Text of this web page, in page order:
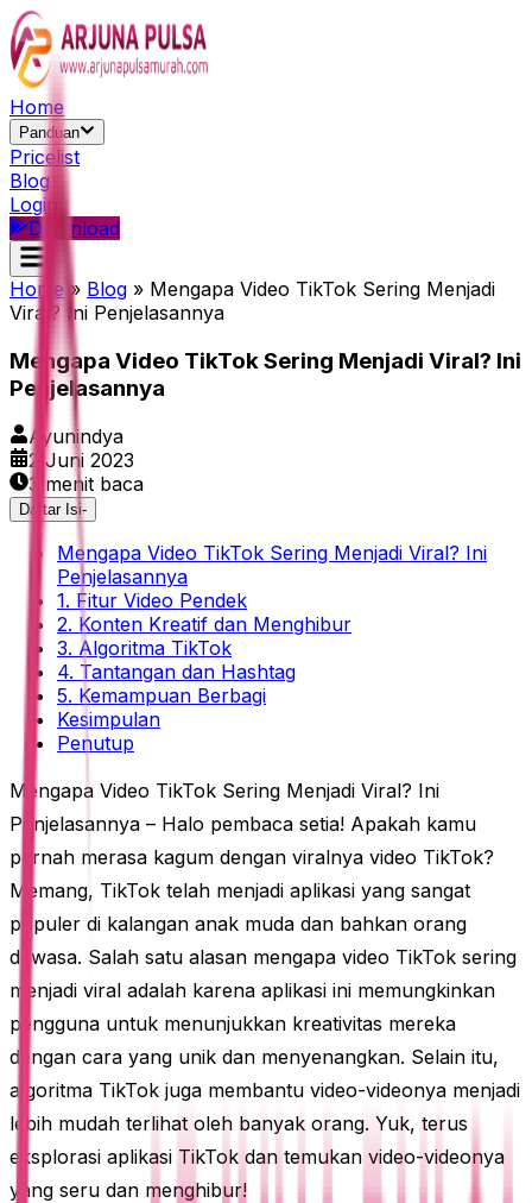
Home
Panduan
Pricelist
Blog
Login
Download
Home » Blog » Mengapa Video TikTok Sering Menjadi
Viral? Ini Penjelasannya
Mengapa Video TikTok Sering Menjadi Viral? Ini
Penjelasannya
Ayunindya
2 Juni 2023
3 menit baca
Daftar Isi-
Mengapa Video TikTok Sering Menjadi Viral? Ini
Penjelasannya
1. Fitur Video Pendek
2. Konten Kreatif dan Menghibur
3. Algoritma TikTok
4. Tantangan dan Hashtag
5. Kemampuan Berbagi
Kesimpulan
Penutup
Mengapa Video TikTok Sering Menjadi Viral? Ini
Penjelasannya – Halo pembaca setia! Apakah kamu
pernah merasa kagum dengan viralnya video TikTok?
Memang, TikTok telah menjadi aplikasi yang sangat
populer di kalangan anak muda dan bahkan orang
dewasa. Salah satu alasan mengapa video TikTok sering
menjadi viral adalah karena aplikasi ini memungkinkan
pengguna untuk menunjukkan kreativitas mereka
dengan cara yang unik dan menyenangkan. Selain itu,
algoritma TikTok juga membantu video-videonya menjadi
lebih mudah terlihat oleh banyak orang. Yuk, terus
eksplorasi aplikasi TikTok dan temukan video-videonya
yang seru dan menghibur!